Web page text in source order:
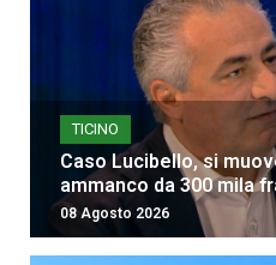
TICINO
Caso Lucibello, si
ammanco da 300 mila
08 Agosto 2026